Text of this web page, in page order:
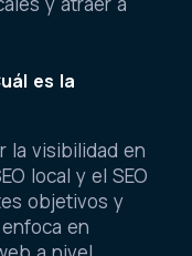
es la
la visibilidad en
local y el SEO
objetivos y
en